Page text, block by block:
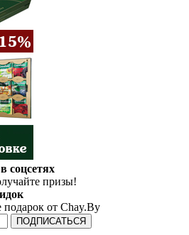
соцсетях
призы!
от Chay.By